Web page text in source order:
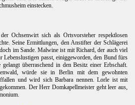
einstecken.
Ochsenwirt sich als Ortsvorsteher respektlosen
Seine Ermittlungen, den Anstifter der Schlägerei
im Sande. Malwine ist mit Richard, der auch viel
Lebenslustigen passt, einiggeworden, den Bund fürs
überraschend in den Besitz einer Erbschaft.
würde sie in Berlin mit dem gewohnten
und wird sich Barbara nennen. Lorle ist mit
Der Herr Domkapellmeister geht leer aus,